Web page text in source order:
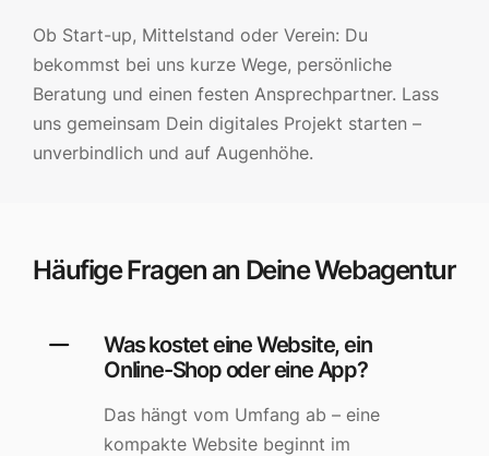
Ob Start-up, Mittelstand oder Verein: Du
bekommst bei uns kurze Wege, persönliche
Beratung und einen festen Ansprechpartner. Lass
uns gemeinsam Dein digitales Projekt starten –
unverbindlich und auf Augenhöhe.
Häufige Fragen an Deine Webagentur
Was kostet eine Website, ein
Online-Shop oder eine App?
Das hängt vom Umfang ab – eine
kompakte Website beginnt im